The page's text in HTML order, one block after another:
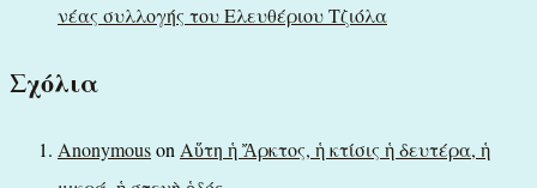
νέας συλλογής του Ελευθέριου Τζιόλα
Σχόλια
AnonymousonΑὕτη ἡ Ἄρκτος, ἡ κτίσις ἡ δευτέρα, ἡ